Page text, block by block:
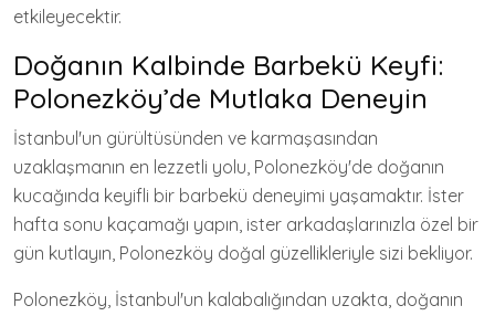
etkileyecektir.
Doğanın Kalbinde Barbekü Keyfi:
Polonezköy’de Mutlaka Deneyin
İstanbul'un gürültüsünden ve karmaşasından
uzaklaşmanın en lezzetli yolu, Polonezköy'de doğanın
kucağında keyifli bir barbekü deneyimi yaşamaktır. İster
hafta sonu kaçamağı yapın, ister arkadaşlarınızla özel bir
gün kutlayın, Polonezköy doğal güzellikleriyle sizi bekliyor.
Polonezköy, İstanbul'un kalabalığından uzakta, doğanın